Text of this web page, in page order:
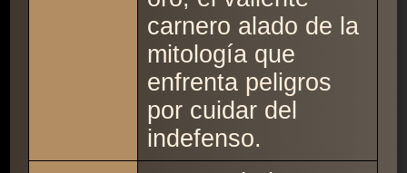
carnero alado de la
mitología que
enfrenta peligros
por cuidar del
indefenso.